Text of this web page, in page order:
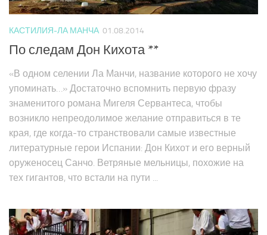
КАСТИЛИЯ-ЛА МАНЧА 01.08.2014
По следам Дон Кихота **
«В одном селении Ла Манчи, название которого не хочу
упоминать…» Достаточно вспомнить первую фразу
знаменитого романа Мигеля Сервантеса, чтобы
возникло непреодолимое желание отправиться в те
края, где когда-то странствовали самые известные
литературные герои Испании: Дон Кихот и его верный
оруженосец Санчо. Ветряные мельницы, похожие на
тех гигантов, что встали на пути ...